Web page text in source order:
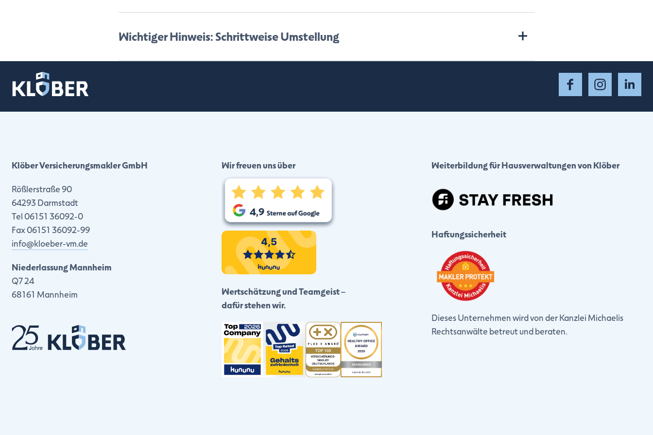
gespeichert werden.
Unsere Kooperation mit Blau Direkt bedeutet, dass Sie von einer größeren Produktvielfalt, einfacherer
Verwaltung und technischen Innovationen profitieren, während Sie weiterhin die gewohnte persönliche
Wichtiger Hinweis: Schrittweise Umstellung
Klöber Versicherungsmakler GmbH
Rößlerstraße 90
64293 Darmstadt
Tel 06151 36092-0
Fax 06151 36092-99
info@kloeber-vm.de
Niederlassung Mannheim
Q7 24
68161 Mannheim
Wir freuen uns über
Wertschätzung und Teamgeist –
dafür stehen wir.
Weiterbildung für Hausverwaltungen von Klöber
Haftungssicherheit
Dieses Unternehmen wird von der Kanzlei Michaelis
Rechtsanwälte betreut und beraten.